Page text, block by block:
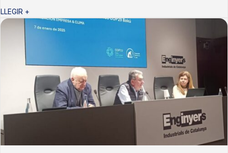
LLEGIR +